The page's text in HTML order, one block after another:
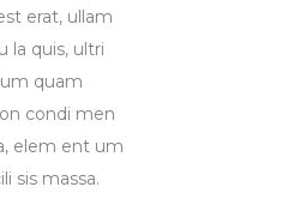
erat, ullam
la quis, ultri
quam
condi men
elem ent um
sis massa.